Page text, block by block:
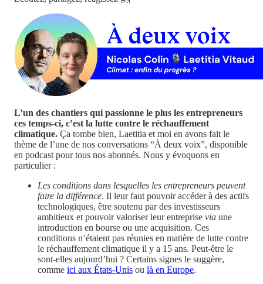
L’un des chantiers qui passionne le plus les entrepreneurs
ces temps-ci, c’est la lutte contre le réchauffement
climatique. Ça tombe bien, Laetitia et moi en avons fait le
thème de l’une de nos conversations “À deux voix”, disponible
en podcast pour tous nos abonnés. Nous y évoquons en
particulier :
Les conditions dans lesquelles les entrepreneurs peuvent
faire la différence. Il leur faut pouvoir accéder à des actifs
technologiques, être soutenu par des investisseurs
ambitieux et pouvoir valoriser leur entreprise via une
introduction en bourse ou une acquisition. Ces
conditions n’étaient pas réunies en matière de lutte contre
le réchauffement climatique il y a 15 ans. Peut-être le
sont-elles aujourd’hui ? Certains signes le suggère,
comme ici aux États-Unis ou là en Europe.